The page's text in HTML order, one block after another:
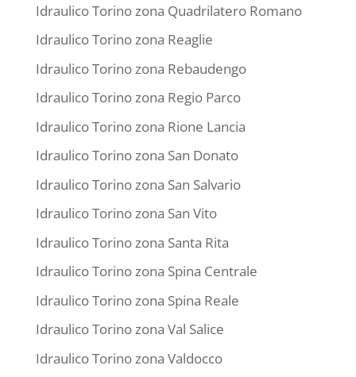
Idraulico Torino zona Quadrilatero Romano
Idraulico Torino zona Reaglie
Idraulico Torino zona Rebaudengo
Idraulico Torino zona Regio Parco
Idraulico Torino zona Rione Lancia
Idraulico Torino zona San Donato
Idraulico Torino zona San Salvario
Idraulico Torino zona San Vito
Idraulico Torino zona Santa Rita
Idraulico Torino zona Spina Centrale
Idraulico Torino zona Spina Reale
Idraulico Torino zona Val Salice
Idraulico Torino zona Valdocco